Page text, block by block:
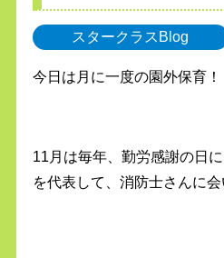
スタークラスBlog
今日は月に一度の園外保育！
11月は毎年、勤労感謝の日
を代表して、消防士さんに会